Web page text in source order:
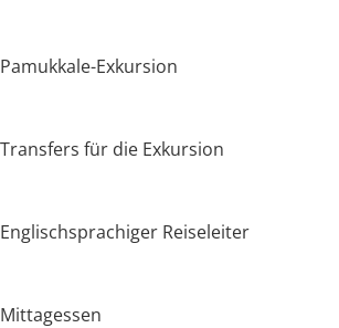
Pamukkale-Exkursion
Transfers für die Exkursion
Englischsprachiger Reiseleiter
Mittagessen